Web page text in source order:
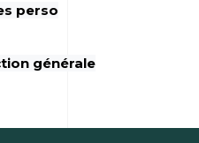
perso
générale